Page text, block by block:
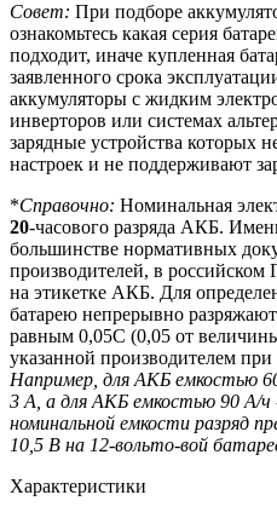
Совет: При подборе
ознакомьтесь какая серия
подходит, иначе купленная
заявленного срока
аккумуляторы с жидким
инверторов или системах
зарядные устройства которых
настроек и не поддерживают
*Справочно: Номинальная
20-часового разряда АКБ.
большинстве нормативных
производителей, в
на этикетке АКБ. Для
батарею непрерывно
равным 0,05С (0,05 от
указанной производителем
Например, для АКБ емкостью
3 А, а для АКБ емкостью 90 А/ч
номинальной емкости разряд
10,5 В на 12-вольто-вой
Характеристики